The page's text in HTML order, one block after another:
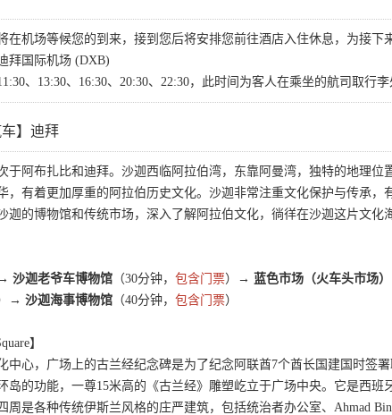
在机场等候您的到来，接到您后将安排您前往酒店入住休息，为接下
拜国际机场 (DXB)
、13:30、16:30、20:30、22:30，此时间为客人在乘坐的航司取行
】迪拜
于阿布扎比和迪拜。沙迦西临阿拉伯湾，东靠阿曼湾，独特的地理
，有着更加厚重的阿拉伯历史文化。沙迦非常注重文化保护与传承
迦的博物馆和传统市场，深入了解阿拉伯文化，徜徉在沙迦这片文化
沙迦老爷车博物馆 （30分钟， 包含门票） → 蓝色市场（火车头市场）
→ 沙迦海事博物馆 （40分钟， 包含门票）
】
中心，广场上的古兰经纪念碑是为了纪念阿联酋7个酋长国建国时签
岛的功能，一尊15米高的《古兰经》雕塑屹立于广场中央。它是西班
周是各种传统伊斯兰风格的庄严建筑，包括统治者办公室、Ahmad